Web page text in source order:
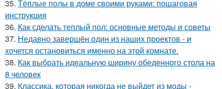
35. Тёплые полы в доме своими руками: пошаговая
инструкция
36. Как сделать теплый пол: основные методы и советы
37. Недавно завершён один из наших проектов - и
хочется остановиться именно на этой комнате.
38. Как выбрать идеальную ширину обеденного стола на
8 человек
39. Классика, которая никогда не выйдет из моды -